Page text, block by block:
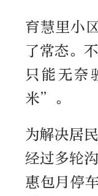
育慧里小
了常态。
只能无奈
米”。
为解决居
经过多轮
惠包月停